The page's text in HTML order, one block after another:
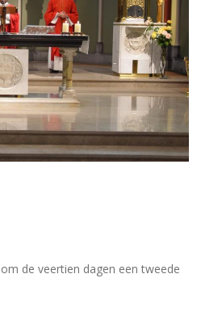
de veertien dagen een tweede